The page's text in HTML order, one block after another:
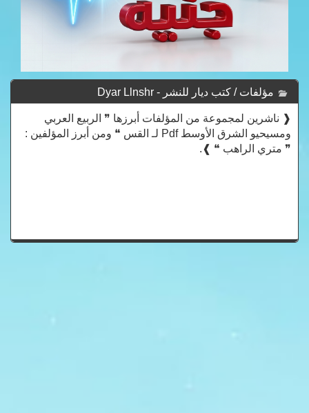
مؤلفات / كتب ديار للنشر - Dyar Llnshr
❰ ناشرين لمجموعة من المؤلفات أبرزها ❞ الربيع العربي
ومسيحيو الشرق الأوسط Pdf لـ القس ❝ ومن أبرز المؤلفين :
❞ متري الراهب ❝ ❱.